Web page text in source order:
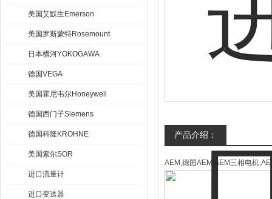
美国艾默生Emerson
美国罗斯蒙特Rosemount
日本横河YOKOGAWA
德国VEGA
美国霍尼韦尔Honeywell
德国西门子Siemens
德国科隆KROHNE
美国索尔SOR
进口流量计
进口变送器
产品介绍：
AEM,德国AEM,AEM三相电机